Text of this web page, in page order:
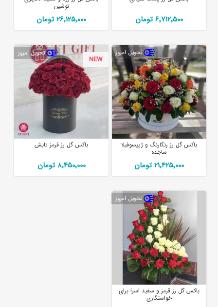
6٬712٬500 تومان
نوشین
26٬125٬000 تومان
تحویل امروز
باکس گل رز رنگارنگ و ژیپسوفیلا
ساجده
21٬425٬000 تومان
تحویل امروز
NEW
باکس گل رز قرمز تابش
8٬450٬000 تومان
تحویل امروز
باکس گل رز قرمز و سفید اسرا برای
خواستگاری